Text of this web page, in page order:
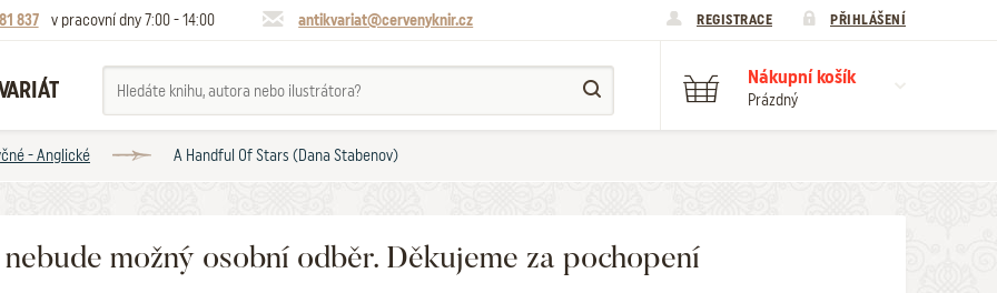
837 v pracovní dny 7:00 - 14:00 antikvariat@cervenyknir.cz REGISTRACE PŘIHLÁŠENÍ
Nákupní košík
Prázdný
- Anglické A Handful Of Stars (Dana Stabenov)
možný osobní odběr. Děkujeme za pochopení